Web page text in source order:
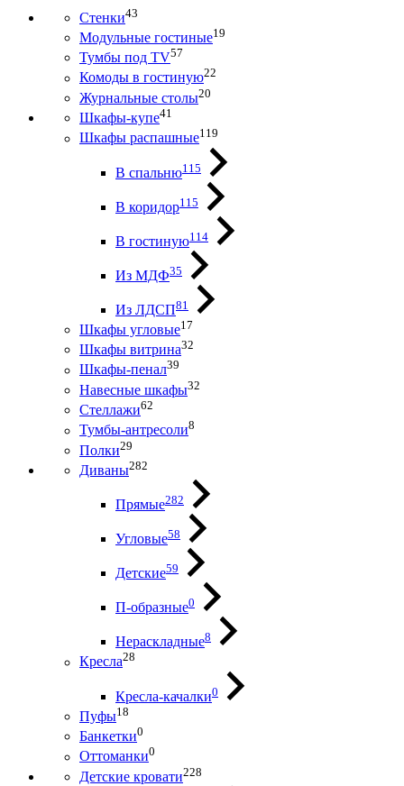
Стенки43
Модульные гостиные19
Тумбы под ТV57
Комоды в гостиную22
Журнальные столы20
Шкафы-купе41
Шкафы распашные119
В спальню115
В коридор115
В гостиную114
Из МДФ35
Из ЛДСП81
Шкафы угловые17
Шкафы витрина32
Шкафы-пенал39
Навесные шкафы32
Стеллажи62
Тумбы-антресоли8
Полки29
Диваны282
Прямые282
Угловые58
Детские59
П-образные0
Нераскладные8
Кресла28
Кресла-качалки0
Пуфы18
Банкетки0
Оттоманки0
Детские кровати228